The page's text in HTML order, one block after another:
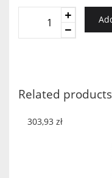
Glenallachie
quantity
Related products
303,93 zł